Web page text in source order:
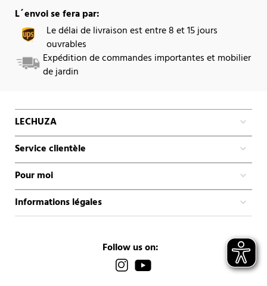
L´envoi se fera par:
Le délai de livraison est entre 8 et 15 jours
ouvrables
Expédition de commandes importantes et mobilier
de jardin
LECHUZA
Service clientèle
Pour moi
Informations légales
Follow us on: